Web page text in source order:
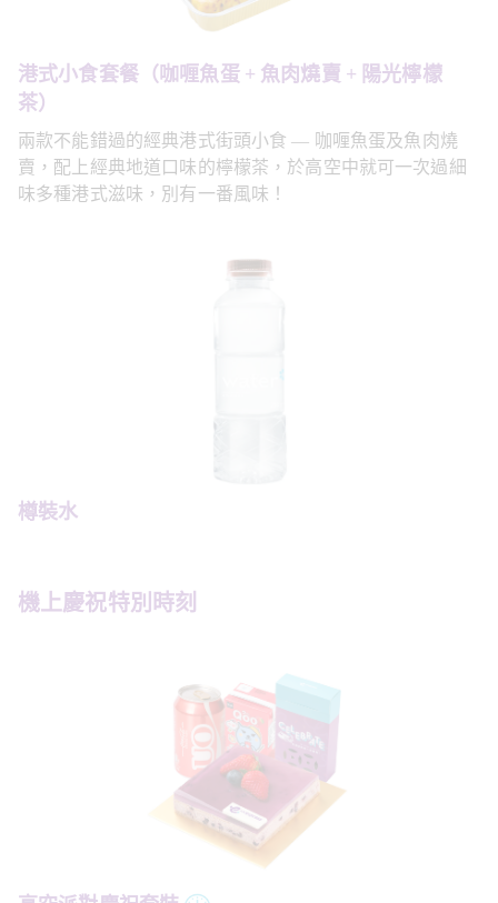
港式小食套餐（咖喱魚蛋 + 魚肉燒賣 + 陽光檸檬
茶）
兩款不能錯過的經典港式街頭小食 — 咖喱魚蛋及魚肉燒
賣，配上經典地道口味的檸檬茶，於高空中就可一次過細
味多種港式滋味，別有一番風味！
樽裝水
機上慶祝特別時刻